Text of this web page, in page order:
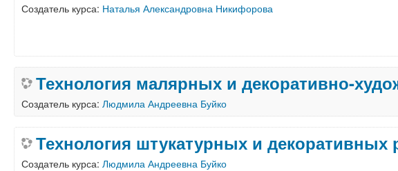
Создатель курса: Наталья Александровна Никифорова
Технология малярных и декоративно-
Создатель курса: Людмила Андреевна Буйко
Технология штукатурных и декоративных
Создатель курса: Людмила Андреевна Буйко